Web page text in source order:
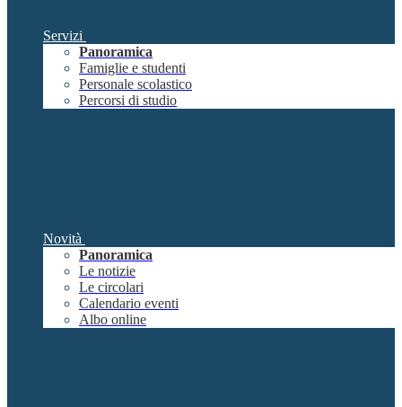
Servizi
Panoramica
Famiglie e studenti
Personale scolastico
Percorsi di studio
Novità
Panoramica
Le notizie
Le circolari
Calendario eventi
Albo online